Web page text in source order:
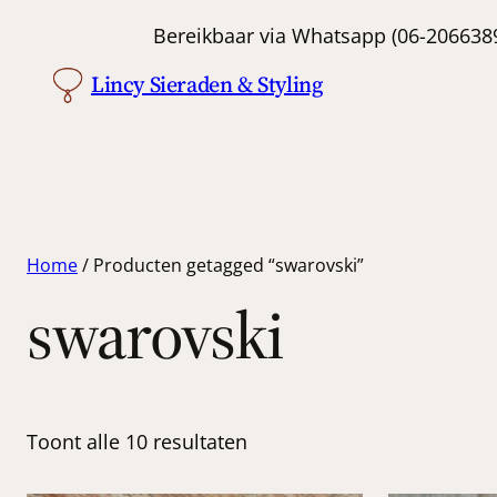
Bereikbaar via Whatsapp
Lincy Sieraden & Styling
Home/ Producten getagged “swarovski”
swarovski
Toont alle 10 resultaten